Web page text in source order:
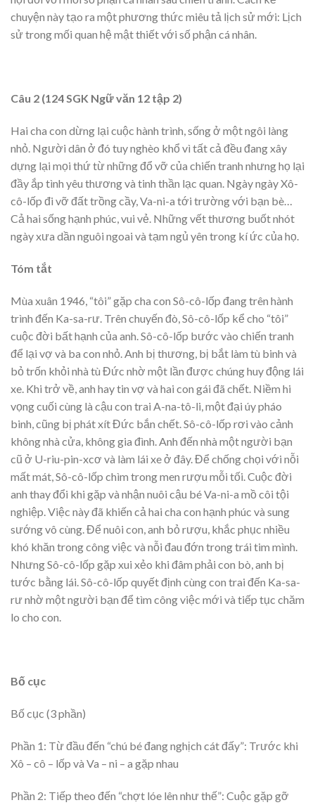
chuyện này tạo ra một phương thức miêu tả lịch sử mới: Lịch
sử trong mối quan hệ mật thiết với số phận cá nhân.
Câu 2 (124 SGK Ngữ văn 12 tập 2)
Hai cha con dừng lại cuộc hành trình, sống ở một ngôi làng
nhỏ. Người dân ở đó tuy nghèo khổ vì tất cả đều đang xây
dựng lại mọi thứ từ những đổ vỡ của chiến tranh nhưng họ lại
đầy ắp tình yêu thương và tinh thần lạc quan. Ngày ngày Xô-
cô-lốp đi vỡ đất trồng cầy, Va-ni-a tới trường với bạn bè…
Cả hai sống hạnh phúc, vui vẻ. Những vết thương buốt nhót
ngày xưa dần nguôi ngoai và tạm ngủ yên trong kí ức của họ.
Tóm tắt
Mùa xuân 1946, “tôi” gặp cha con Sô-cô-lốp đang trên hành
trình đến Ka-sa-rư. Trên chuyến đò, Sô-cô-lốp kể cho “tôi”
cuộc đời bất hạnh của anh. Sô-cô-lốp bước vào chiến tranh
để lại vợ và ba con nhỏ. Anh bị thương, bị bắt làm tù binh và
bỏ trốn khỏi nhà tù Đức nhờ một lần được chúng huy động lái
xe. Khi trở về, anh hay tin vợ và hai con gái đã chết. Niềm hi
vọng cuối cùng là cậu con trai A-na-tô-li, một đại úy pháo
binh, cũng bị phát xít Đức bắn chết. Sô-cô-lốp rơi vào cảnh
không nhà cửa, không gia đình. Anh đến nhà một người bạn
cũ ở U-riu-pin-xcơ và làm lái xe ở đây. Để chống chọi với nỗi
mất mát, Sô-cô-lốp chìm trong men rượu mỗi tối. Cuộc đời
anh thay đổi khi gặp và nhận nuôi cậu bé Va-ni-a mồ côi tội
nghiệp. Việc này đã khiến cả hai cha con hạnh phúc và sung
sướng vô cùng. Để nuôi con, anh bỏ rượu, khắc phục nhiều
khó khăn trong công việc và nỗi đau đớn trong trái tim mình.
Nhưng Sô-cô-lốp gặp xui xẻo khi đâm phải con bò, anh bị
tước bằng lái. Sô-cô-lốp quyết định cùng con trai đến Ka-sa-
rư nhờ một người bạn để tìm công việc mới và tiếp tục chăm
lo cho con.
Bố cục
Bố cục (3 phần)
Phần 1: Từ đầu đến “chú bé đang nghịch cát đấy”: Trước khi
Xô – cô – lốp và Va – ni – a gặp nhau
Phần 2: Tiếp theo đến “chợt lóe lên như thế”: Cuộc gặp gỡ